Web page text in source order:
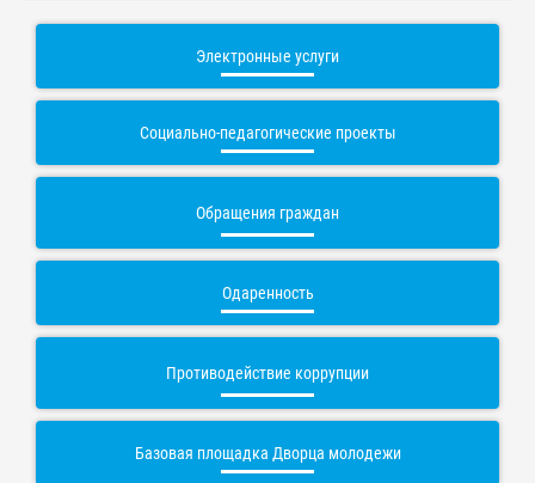
Электронные услуги
Социально-педагогические проекты
Обращения граждан
Одаренность
Противодействие коррупции
Базовая площадка Дворца молодежи